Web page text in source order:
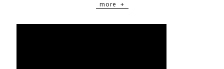
more